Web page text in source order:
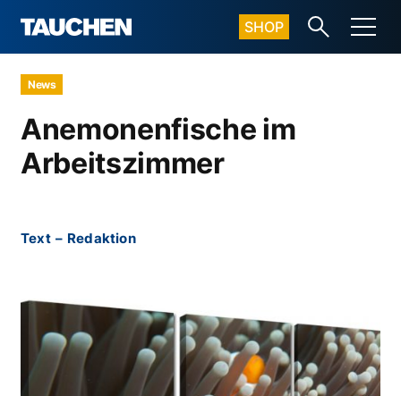
SHOP
News
Anemonenfische im
Arbeitszimmer
Text – Redaktion